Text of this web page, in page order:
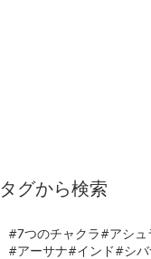
タグから検索
#7つのチャクラ #アシュ
#アーサナ#インド #シバ